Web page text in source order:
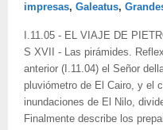
impresas, Galeatus,
I.11.05 - EL VIAJE DE
S XVII - Las pirámides.
anterior (I.11.04) el Señor
pluviómetro de El Cairo, y el
inundaciones de El Nilo,
Finalmente describe los